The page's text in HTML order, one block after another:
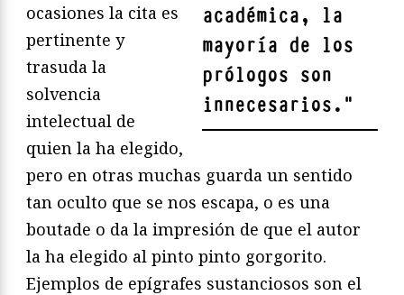
académica, la
mayoría de los
prólogos son
innecesarios. "
ocasiones la cita es
pertinente y
trasuda la
solvencia
intelectual de
quien la ha elegido,
pero en otras muchas guarda un sentido
tan oculto que se nos escapa, o es una
boutade o da la impresión de que el autor
la ha elegido al pinto pinto gorgorito.
Ejemplos de epígrafes sustanciosos son el